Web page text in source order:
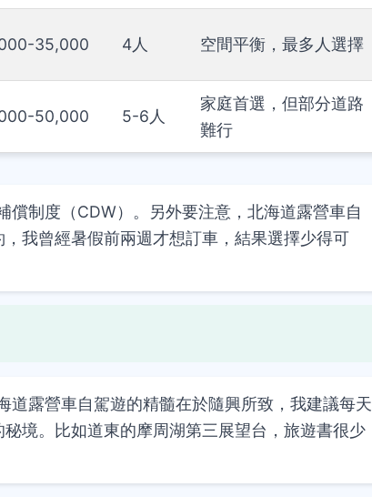
35,000 4人 空間平衡，最多人選擇
50,000 5-6人
家庭首選，但部分道路
難行
償制度（CDW）。另外要注意，北海道露營車自
我曾經暑假前兩週才想訂車，結果選擇少得可
道露營車自駕遊的精髓在於隨興所致，我建議每天
境。比如道東的摩周湖第三展望台，旅遊書很少